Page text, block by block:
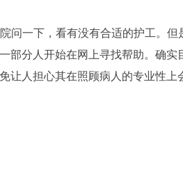
问一下，看有没有合适的护工。但
部分人开始在网上寻找帮助。确实
让人担心其在照顾病人的专业性上